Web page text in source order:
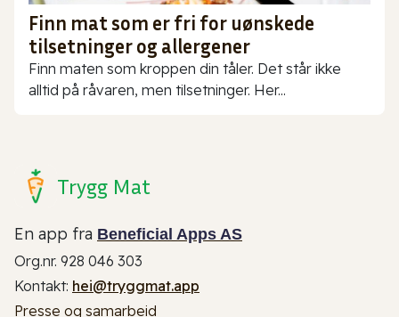
Finn mat som er fri for uønskede
tilsetninger og allergener
Finn maten som kroppen din tåler. Det står ikke
alltid på råvaren, men tilsetninger. Her...
Trygg Mat
En app fra Beneficial Apps AS
Org.nr. 928 046 303
Kontakt: hei@tryggmat.app
Presse og samarbeid